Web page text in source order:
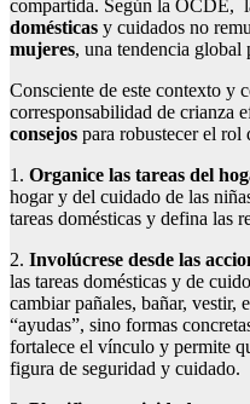
compartida. Según la OCDE,
domésticas y cuidados no
mujeres, una tendencia global
Consciente de este contexto y
corresponsabilidad de crianza
consejos para robustecer el rol
1. Organice las tareas del
hogar y del cuidado de las
tareas domésticas y defina las
2. Involúcrese desde las
las tareas domésticas y de
cambiar pañales, bañar, vestir,
“ayudas”, sino formas
fortalece el vínculo y permite
figura de seguridad y cuidado.